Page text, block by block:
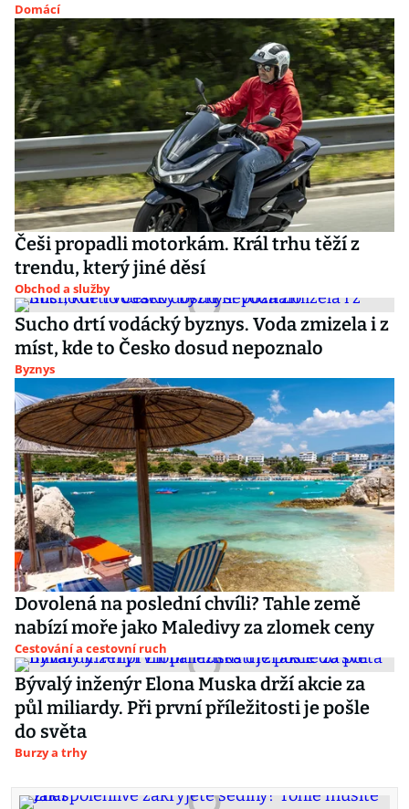
Domácí
Češi propadli motorkám. Král trhu těží z
trendu, který jiné děsí
Obchod a služby
Sucho drtí vodácký byznys. Voda zmizela i z
míst, kde to Česko dosud nepoznalo
Byznys
Dovolená na poslední chvíli? Tahle země
nabízí moře jako Maledivy za zlomek ceny
Cestování a cestovní ruch
Bývalý inženýr Elona Muska drží akcie za
půl miliardy. Při první příležitosti je pošle
do světa
Burzy a trhy